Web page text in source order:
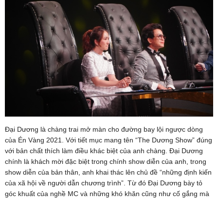
Đại Dương là chàng trai mở màn cho đường bay lội ngược dòng
của Én Vàng 2021. Với tiết mục mang tên “The Dương Show” đúng
với bản chất thích làm điều khác biệt của anh chàng. Đại Dương
chính là khách mời đặc biệt trong chính show diễn của anh, trong
show diễn của bản thân, anh khai thác lên chủ đề “những định kiến
của xã hội về người dẫn chương trình”. Từ đó Đại Dương bày tỏ
góc khuất của nghề MC và những khó khăn cũng như cố gắng mà